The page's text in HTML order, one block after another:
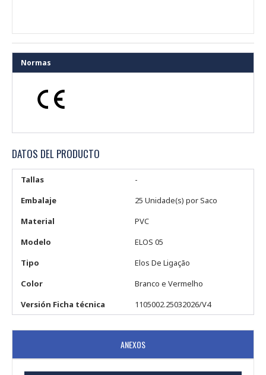
Normas
DATOS DEL PRODUCTO
Tallas
-
Embalaje
25 Unidade(s) por Saco
Material
PVC
Modelo
ELOS 05
Tipo
Elos De Ligação
Color
Branco e Vermelho
Versión Ficha técnica
1105002.25032026/V4
ANEXOS